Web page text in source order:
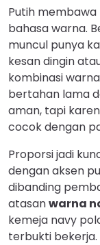
Putih
bahasa warna.
muncul punya
kesan dingin
kombinasi
bertahan lama
aman, tapi
cocok dengan
Proporsi jadi
dengan aksen
dibanding
atasanwarna
kemeja navy
terbukti bekerja.